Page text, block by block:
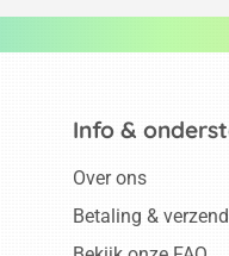
Info &
Over ons
Betaling &